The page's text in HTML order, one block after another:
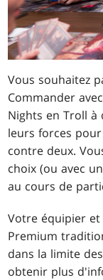
Vous souhaitez
Commander
Nights en Troll
leurs forces
contre deux.
choix (ou avec
au cours de
Votre équipier
Premium
dans la limite
obtenir plus